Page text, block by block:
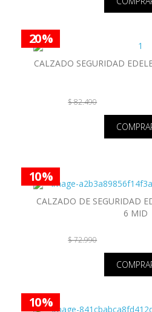
20 %
CALZADO SEGURIDAD
$ 82.490
10 %
CALZADO DE SEGURIDAD
6 MID
$ 72.990
10 %